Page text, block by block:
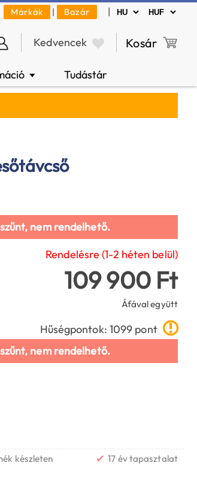
Márkák | Bazár |
Kedvencek Kosár
▼ Tudástár
nem rendelhető.
Rendelésre (1-2 héten belül)
109 900 Ft
Áfával együtt
Hűségpontok: 1099 pont
nem rendelhető.
készleten ✔ 17 év tapasztalat